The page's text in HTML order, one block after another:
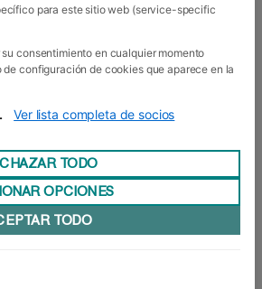
de los Grados 2014-17
de Graduación de la promoción
para este sitio web (service-specific
consentimiento en cualquier momento
configuración de cookies que aparece en la
Ver lista completa de socios
TODO
OPCIONES
TODO